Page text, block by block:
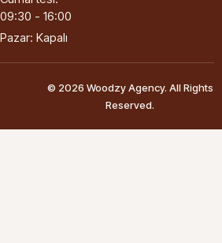
09:30 - 16:00
Pazar: Kapalı
© 2026 Woodzy Agency. All Rights
Reserved.